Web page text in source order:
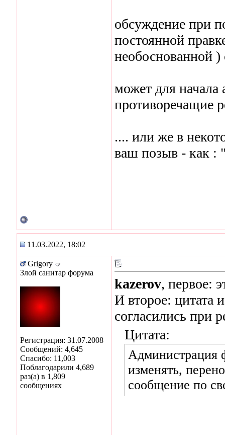
обсуждение при
постоянной
необоснованной )
может для начала
противоречащие
.... или же в
ваш позыв - как :
11.03.2022, 18:02
Grigory
Злой санитар форума
Регистрация: 31.07.2008
Сообщений: 4,645
Спасибо: 11,003
Поблагодарили 4,689
раз(а) в 1,809
сообщениях
kazerov, первое:
И второе: цитата
согласились при
Цитата:
Администрация
изменять,
сообщение по